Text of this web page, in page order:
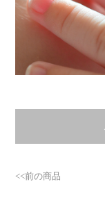
<<前の商品